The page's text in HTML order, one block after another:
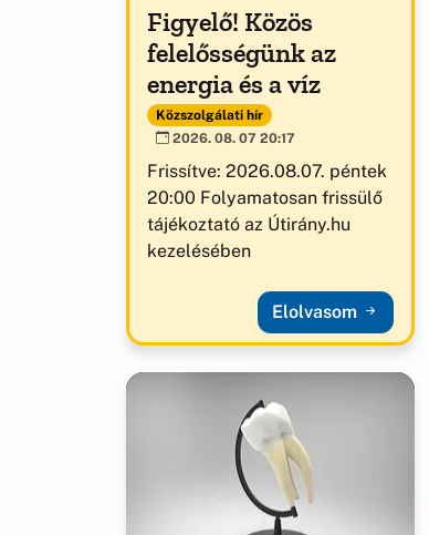
Figyelő! Közös
felelősségünk az
energia és a víz
Közszolgálati hír
2026. 08. 07 20:17
Frissítve: 2026.08.07. péntek
20:00 Folyamatosan frissülő
tájékoztató az Útirány.hu
kezelésében
Elolvasom